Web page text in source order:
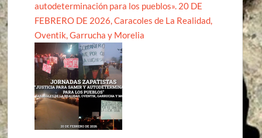
autodeterminación para los pueblos». 20 DE
FEBRERO DE 2026, Caracoles de La Realidad,
Oventik, Garrucha y Morelia